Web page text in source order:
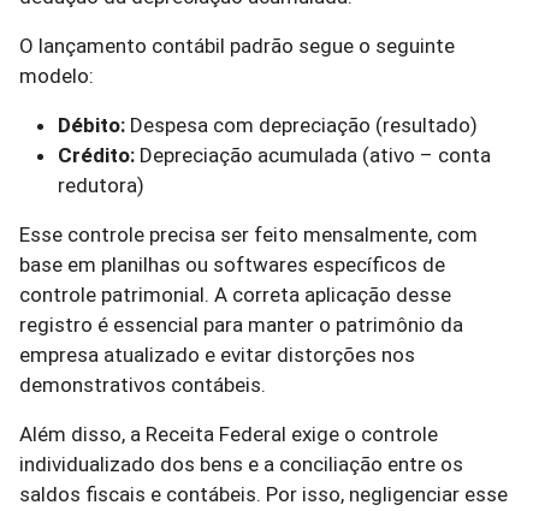
O lançamento contábil padrão segue o seguinte
modelo:
Débito: Despesa com depreciação (resultado)
Crédito: Depreciação acumulada (ativo – conta
redutora)
Esse controle precisa ser feito mensalmente, com
base em planilhas ou softwares específicos de
controle patrimonial. A correta aplicação desse
registro é essencial para manter o patrimônio da
empresa atualizado e evitar distorções nos
demonstrativos contábeis.
Além disso, a Receita Federal exige o controle
individualizado dos bens e a conciliação entre os
saldos fiscais e contábeis. Por isso, negligenciar esse